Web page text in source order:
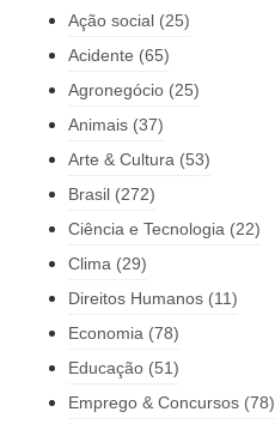
Ação social (25)
Acidente (65)
Agronegócio (25)
Animais (37)
Arte & Cultura (53)
Brasil (272)
Ciência e Tecnologia (22)
Clima (29)
Direitos Humanos (11)
Economia (78)
Educação (51)
Emprego & Concursos (78)